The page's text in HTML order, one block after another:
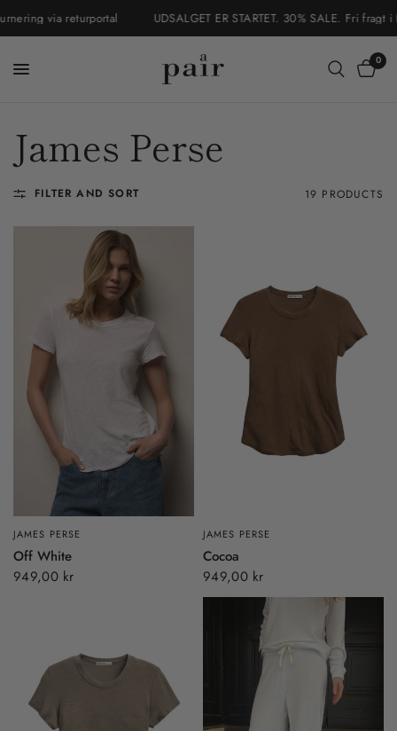
via returportal UDSALGET ER STARTET. 30% SALE. Fri fragt i
0
James Perse
FILTER AND SORT 19 PRODUCTS
JAMES PERSE
Off White
949,00 kr
JAMES PERSE
Cocoa
949,00 kr